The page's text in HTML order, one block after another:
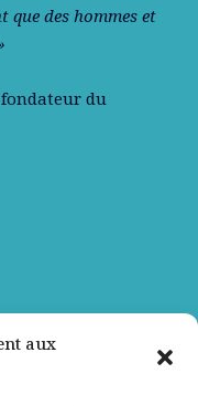
aux
des hommes et
du